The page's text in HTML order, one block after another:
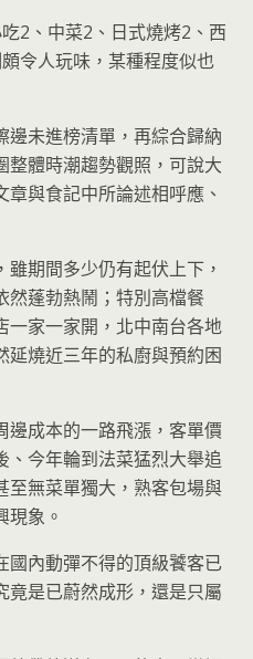
2、中菜2、日式燒烤2、西
令人玩味，某種程度似也
邊未進榜清單，再綜合歸納
整體時潮趨勢觀照，可說大
與食記中所論述相呼應、
期間多少仍有起伏上下，
然蓬勃熱鬧；特別高檔餐
一家一家開，北中南台各地
延燒近三年的私廚與預約困
邊成本的一路飛漲，客單價
、今年輪到法菜猛烈大舉追
至無菜單獨大，熟客包場與
現象。
國內動彈不得的頂級饕客已
竟是已蔚然成形，還是只屬